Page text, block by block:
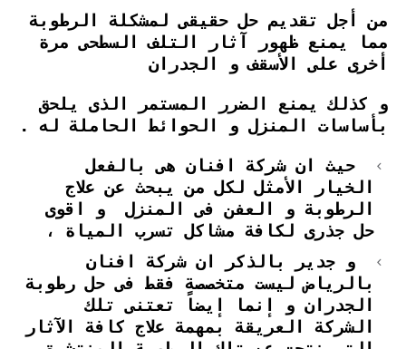
من أجل تقديم حل حقيقى لمشكلة الرطوبة
مما يمنع ظهور آثار التلف السطحى مرة
أخرى على الأسقف و الجدران
و كذلك يمنع الضرر المستمر الذى يلحق
بأساسات المنزل و الحوائط الحاملة له .
حيث ان شركة افنان هى بالفعل
الخيار الأمثل لكل من يبحث عن علاج
الرطوبة و العفن فى المنزل و اقوى
حل جذرى لكافة مشاكل تسرب المياة ،
و جدير بالذكر ان شركة افنان
بالرياض ليست متخصصة فقط فى حل رطوبة
الجدران و إنما إيضاً تعتنى تلك
الشركة العريقة بمهمة علاج كافة الآثار